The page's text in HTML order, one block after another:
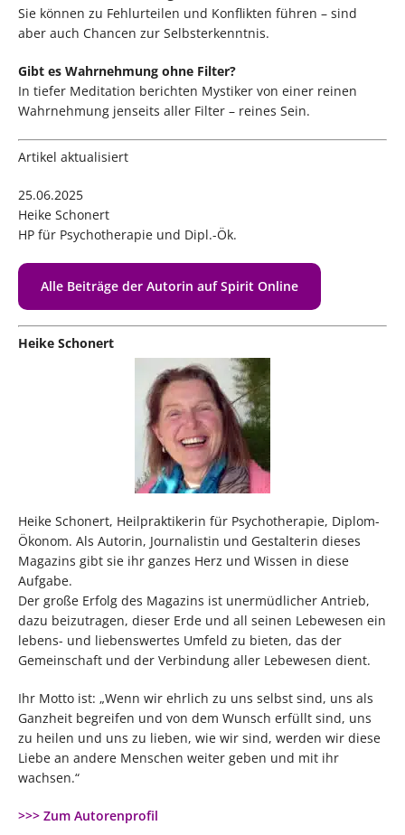
Sie können zu Fehlurteilen und Konflikten führen – sind
aber auch Chancen zur Selbsterkenntnis.
Gibt es Wahrnehmung ohne Filter?
In tiefer Meditation berichten Mystiker von einer reinen
Wahrnehmung jenseits aller Filter – reines Sein.
Artikel aktualisiert
25.06.2025
Heike Schonert
HP für Psychotherapie und Dipl.-Ök.
Alle Beiträge der Autorin auf Spirit Online
Heike Schonert
Heike Schonert, Heilpraktikerin für Psychotherapie, Diplom-
Ökonom. Als Autorin, Journalistin und Gestalterin dieses
Magazins gibt sie ihr ganzes Herz und Wissen in diese
Aufgabe.
Der große Erfolg des Magazins ist unermüdlicher Antrieb,
dazu beizutragen, dieser Erde und all seinen Lebewesen ein
lebens- und liebenswertes Umfeld zu bieten, das der
Gemeinschaft und der Verbindung aller Lebewesen dient.
Ihr Motto ist: „Wenn wir ehrlich zu uns selbst sind, uns als
Ganzheit begreifen und von dem Wunsch erfüllt sind, uns
zu heilen und uns zu lieben, wie wir sind, werden wir diese
Liebe an andere Menschen weiter geben und mit ihr
wachsen.“
>>> Zum Autorenprofil